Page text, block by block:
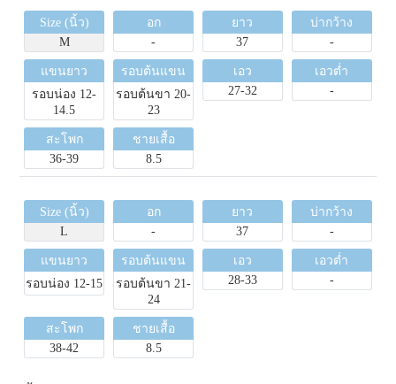
Size (นิ้ว)
M
อก
-
ยาว
37
บ่ากว้าง
-
แขนยาว
รอบน่อง 12-
14.5
รอบต้นแขน
รอบต้นขา 20-
23
เอว
27-32
เอวต่ำ
-
สะโพก
36-39
ชายเสื้อ
8.5
Size (นิ้ว)
L
อก
-
ยาว
37
บ่ากว้าง
-
แขนยาว
รอบน่อง 12-15
รอบต้นแขน
รอบต้นขา 21-
24
เอว
28-33
เอวต่ำ
-
สะโพก
38-42
ชายเสื้อ
8.5